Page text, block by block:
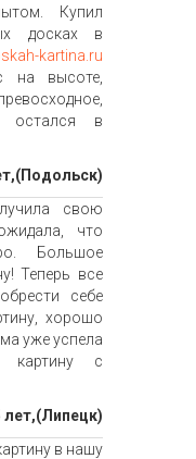
Купил
досках в
kartina.ru
на высоте,
остался в
свою
что
Большое
Теперь все
себе
хорошо
уже успела
картину с
лет,(Липецк)
в нашу